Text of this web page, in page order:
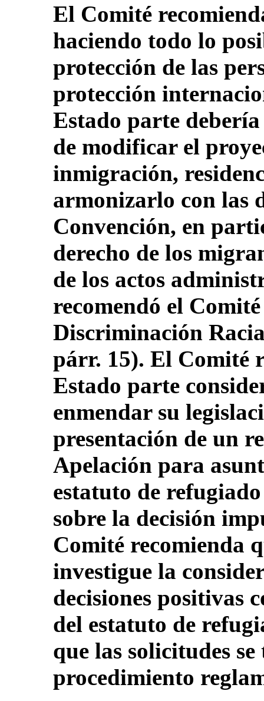
El Comité
haciendo todo lo
protección de las
protección
Estado parte
de modificar el
inmigración,
armonizarlo con las
Convención, en
derecho de los
de los actos
recomendó el
Discriminación
párr. 15). El Comité
Estado parte
enmendar su
presentación de un
Apelación para
estatuto de
sobre la decisión
Comité recomienda
investigue la
decisiones positivas
del estatuto de
que las solicitudes
procedimiento